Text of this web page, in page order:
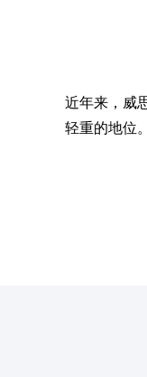
近年来，威
轻重的地位